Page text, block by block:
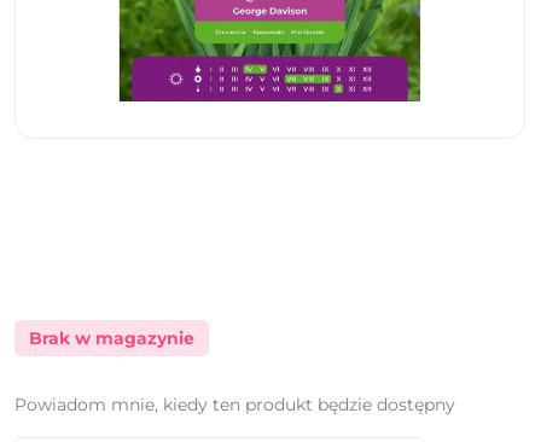
Brak w magazynie
Powiadom mnie, kiedy ten produkt będzie dostępny